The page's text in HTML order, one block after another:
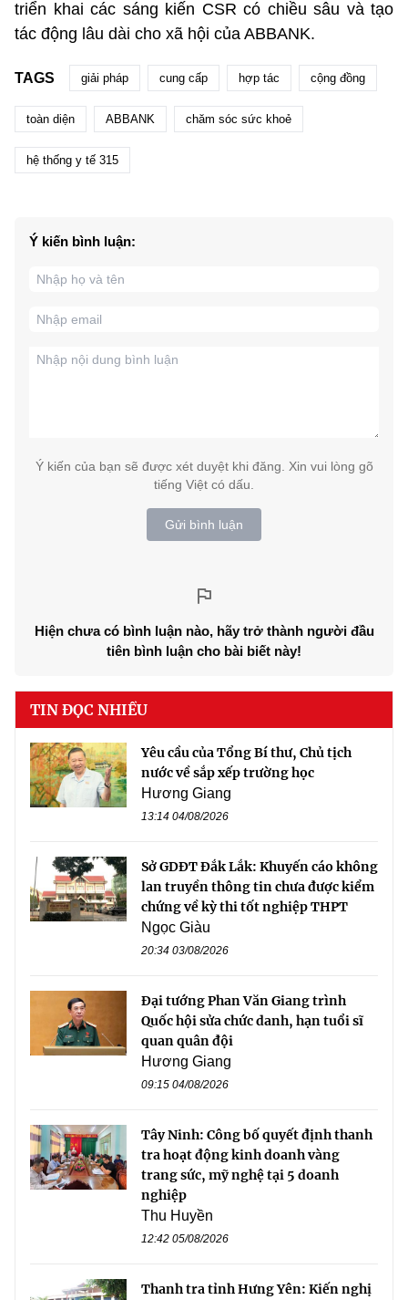
triển khai các sáng kiến CSR có chiều sâu và tạo
tác động lâu dài cho xã hội của ABBANK.
TAGS giải pháp cung cấp hợp tác cộng đồng
toàn diện ABBANK chăm sóc sức khoẻ
hệ thống y tế 315
Ý kiến bình luận:
Ý kiến của bạn sẽ được xét duyệt khi đăng. Xin vui lòng gõ
tiếng Việt có dấu.
Gửi bình luận
Hiện chưa có bình luận nào, hãy trở thành người đầu
tiên bình luận cho bài biết này!
TIN ĐỌC NHIỀU
Yêu cầu của Tổng Bí thư, Chủ tịch
nước về sắp xếp trường học
Hương Giang
13:14 04/08/2026
Sở GDĐT Đắk Lắk: Khuyến cáo không
lan truyền thông tin chưa được kiểm
chứng về kỳ thi tốt nghiệp THPT
Ngọc Giàu
20:34 03/08/2026
Đại tướng Phan Văn Giang trình
Quốc hội sửa chức danh, hạn tuổi sĩ
quan quân đội
Hương Giang
09:15 04/08/2026
Tây Ninh: Công bố quyết định thanh
tra hoạt động kinh doanh vàng
trang sức, mỹ nghệ tại 5 doanh
nghiệp
Thu Huyền
12:42 05/08/2026
Thanh tra tỉnh Hưng Yên: Kiến nghị